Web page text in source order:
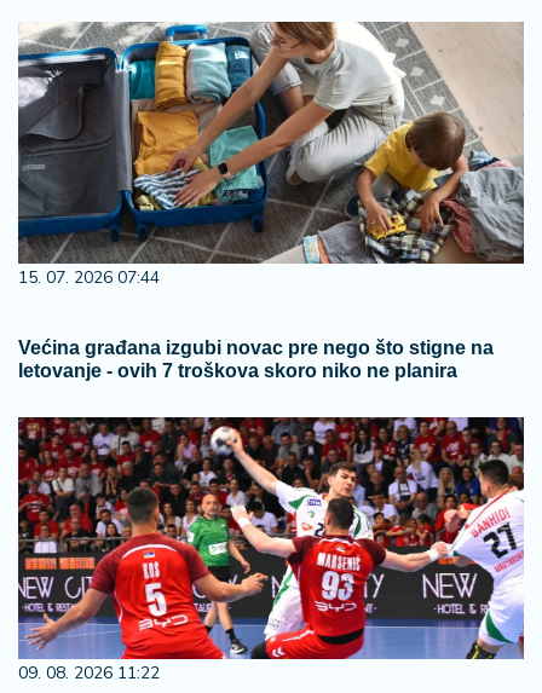
15. 07. 2026 07:44
Većina građana izgubi novac pre nego što stigne na
letovanje - ovih 7 troškova skoro niko ne planira
09. 08. 2026 11:22